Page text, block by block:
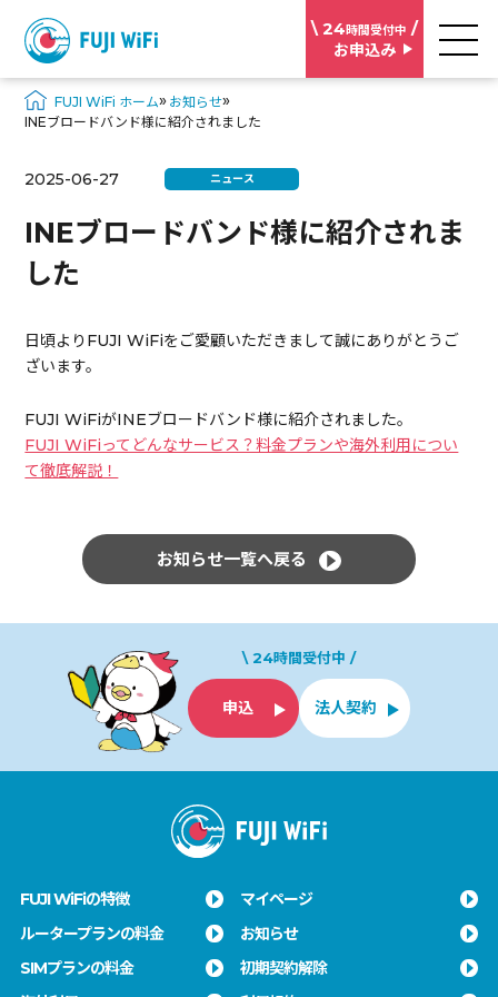
\ 24 時間受付中 /
お申込み
FUJI WiFi ホーム» お知らせ»
INEブロードバンド様に紹介されました
2025-06-27 ニュース
INEブロードバンド様に紹介されま
した
日頃よりFUJI WiFiをご愛顧いただきまして誠にありがとうご
ざいます。
FUJI WiFiがINEブロードバンド様に紹介されました。
FUJI WiFiってどんなサービス？料金プランや海外利用につい
て徹底解説！
お知らせ一覧へ戻る
\ 24時間受付中 /
申込 法人契約
FUJI WiFiの特徴
ルータープランの料金
SIMプランの料金
マイページ
お知らせ
初期契約解除